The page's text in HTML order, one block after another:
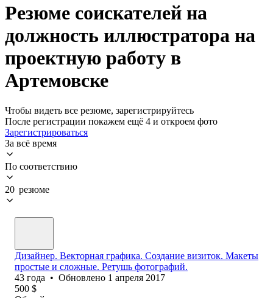
Резюме соискателей на
должность иллюстратора на
проектную работу в
Артемовске
Чтобы видеть все резюме, зарегистрируйтесь
После регистрации покажем ещё 4 и откроем фото
Зарегистрироваться
За всё время
По соответствию
20 резюме
Дизайнер. Векторная графика. Создание визиток. Макеты
простые и сложные. Ретушь фотографий.
43 года • Обновлено 1 апреля 2017
500 $